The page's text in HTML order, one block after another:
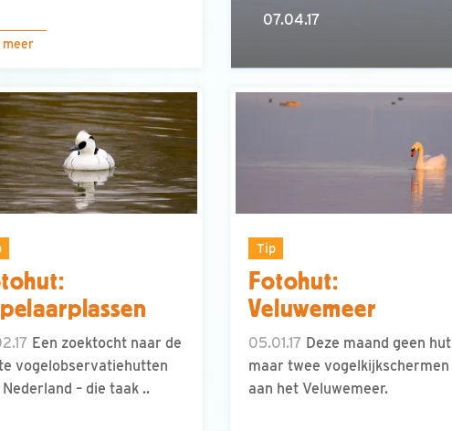
meer
07.04.17
Een zoektocht naar de
vogelobservatiehutten
– die taak ..
Tip
Fotohut:
Veluwemeer
05.01.17 Deze maand geen hut
maar twee vogelkijkschermen
aan het Veluwemeer.